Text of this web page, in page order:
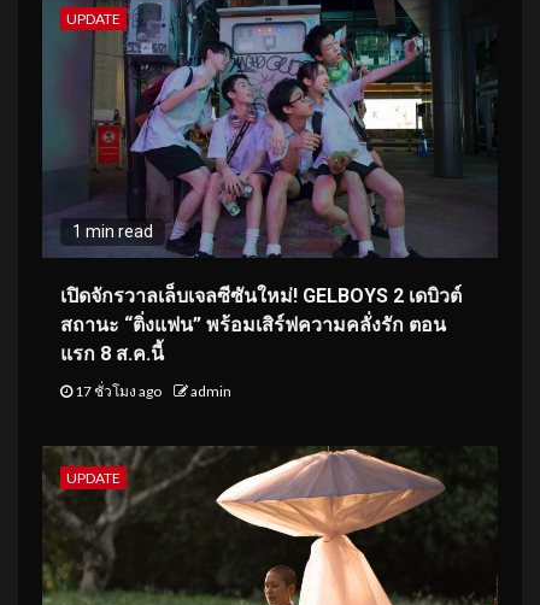
UPDATE
1 min read
เปิดจักรวาลเล็บเจลซีซันใหม่! GELBOYS 2 เดบิวต์
สถานะ “ติ่งแฟน” พร้อมเสิร์ฟความคลั่งรัก ตอน
แรก 8 ส.ค.นี้
17 ชั่วโมง ago admin
UPDATE